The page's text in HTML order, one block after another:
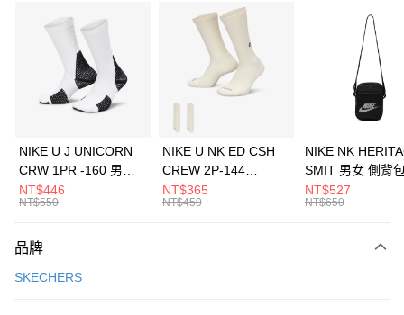
3 期 0 利率 每期 21家銀行
合作金庫商業銀行
第一商業銀行
華南商業銀行
彰化商業銀行
上海商業儲蓄銀行
元大商業銀行
台灣樂天信用卡公司
Apple Pay
全盈+PAY
AFTEE先享後付
【關於「AFTEE先享後付」】
便利好安心！
運送方式
NIKE U J UNICORN
CRW 1PR -160 男女
中統襪 FZ3393100
NT$446
NT$550
NIKE U NK ED CSH
CREW 2P-144
EMBRDY 男女 短統襪
FZ3073133
NT$365
NT$450
NIKE NK
SMIT 男女 側背
BA5871010
NT$527
NT$650
品牌
SKECHERS